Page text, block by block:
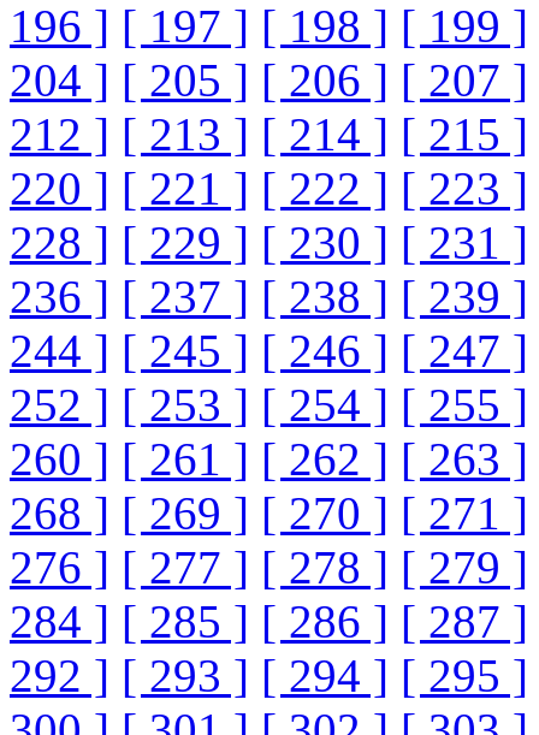
196 ] [ 197 ] [ 198 ] [ 199 ]
204 ] [ 205 ] [ 206 ] [ 207 ]
212 ] [ 213 ] [ 214 ] [ 215 ]
220 ] [ 221 ] [ 222 ] [ 223 ]
228 ] [ 229 ] [ 230 ] [ 231 ]
236 ] [ 237 ] [ 238 ] [ 239 ]
244 ] [ 245 ] [ 246 ] [ 247 ]
252 ] [ 253 ] [ 254 ] [ 255 ]
260 ] [ 261 ] [ 262 ] [ 263 ]
268 ] [ 269 ] [ 270 ] [ 271 ]
276 ] [ 277 ] [ 278 ] [ 279 ]
284 ] [ 285 ] [ 286 ] [ 287 ]
292 ] [ 293 ] [ 294 ] [ 295 ]